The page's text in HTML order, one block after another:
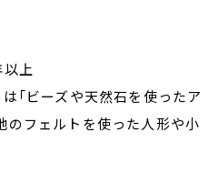
上
「ビーズや天然石を使ったア
フェルトを使った人形や小